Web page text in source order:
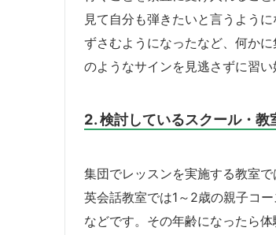
見て自分も弾きたいと言うよう
ずさむようになったなど、何か
のようなサインを見逃さずに習
2. 検討しているスクール・教
集団でレッスンを実施する教室
英会話教室では1～2歳の親子コ
などです。その年齢になったら